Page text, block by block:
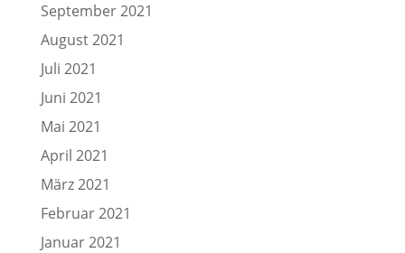
September 2021
August 2021
Juli 2021
Juni 2021
Mai 2021
April 2021
März 2021
Februar 2021
Januar 2021